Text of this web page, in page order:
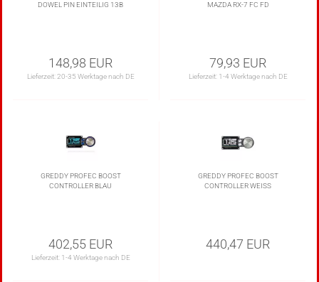
DOWEL PIN EINTEILIG 13B
148,98 EUR
Lieferzeit:20-35 Werktage nach DE
MAZDA RX-7 FC FD
79,93 EUR
Lieferzeit: 1-4 Werktage nach DE
GREDDY PROFEC BOOST
CONTROLLER BLAU
402,55 EUR
Lieferzeit: 1-4 Werktage nach DE
GREDDY PROFEC BOOST
CONTROLLER WEISS
440,47 EUR